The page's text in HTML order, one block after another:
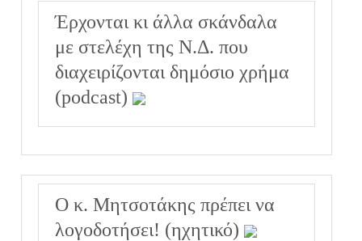
Έρχονται κι άλλα σκάνδαλα
με στελέχη της Ν.Δ. που
διαχειρίζονται δημόσιο χρήμα
(podcast)
Ο κ. Μητσοτάκης πρέπει να
λογοδοτήσει! (ηχητικό)